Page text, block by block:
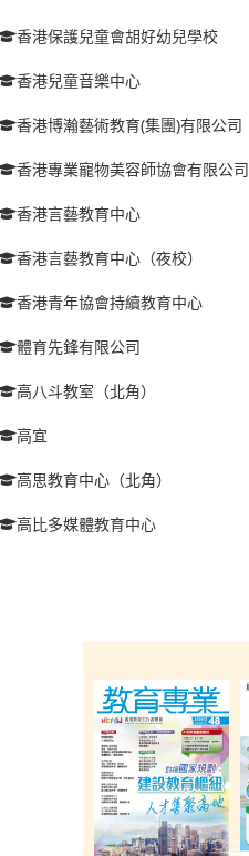
香港保護兒童會胡好幼兒學校
香港兒童音樂中心
香港博瀚藝術教育(集團)有限公司
香港專業寵物美容師協會有限公司
香港言藝教育中心
香港言藝教育中心（夜校）
香港青年協會持續教育中心
體育先鋒有限公司
高八斗教室（北角）
高宜
高思教育中心（北角）
高比多媒體教育中心